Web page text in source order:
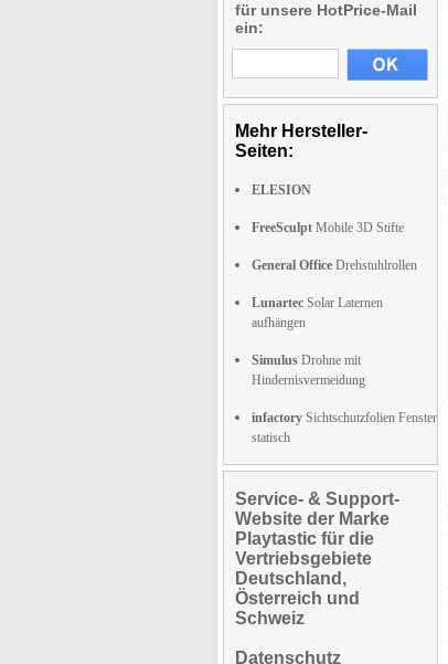
für unsere HotPrice-Mail
ein:
Mehr Hersteller-
Seiten:
ELESION
FreeSculpt Mobile 3D Stifte
General Office Drehstuhlrollen
Lunartec Solar Laternen
aufhängen
Simulus Drohne mit
Hindernisvermeidung
infactory Sichtschutzfolien Fenster
statisch
Service- & Support-
Website der Marke
Playtastic für die
Vertriebsgebiete
Deutschland,
Österreich und
Schweiz
Datenschutz